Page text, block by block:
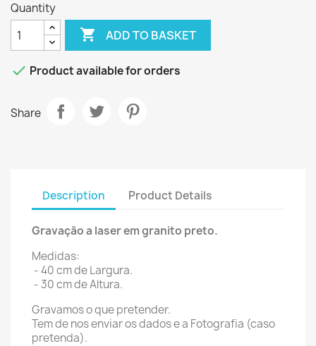
Quantity
 ADD TO BASKET
 Product available for orders
Share
Description Product Details
Gravação a laser em granito preto.
Medidas:
- 40 cm de Largura.
- 30 cm de Altura.
Gravamos o que pretender.
Tem de nos enviar os dados e a Fotografia (caso
pretenda).